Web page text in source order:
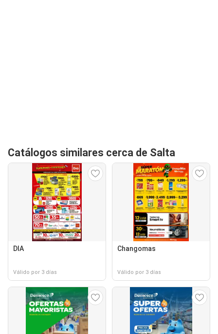
Catálogos similares cerca de Salta
DIA
Válido por 3 días
Changomas
Válido por 3 días